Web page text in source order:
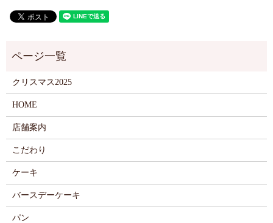
クリスマス2025
HOME
店舗案内
こだわり
ケーキ
バースデーケーキ
パン